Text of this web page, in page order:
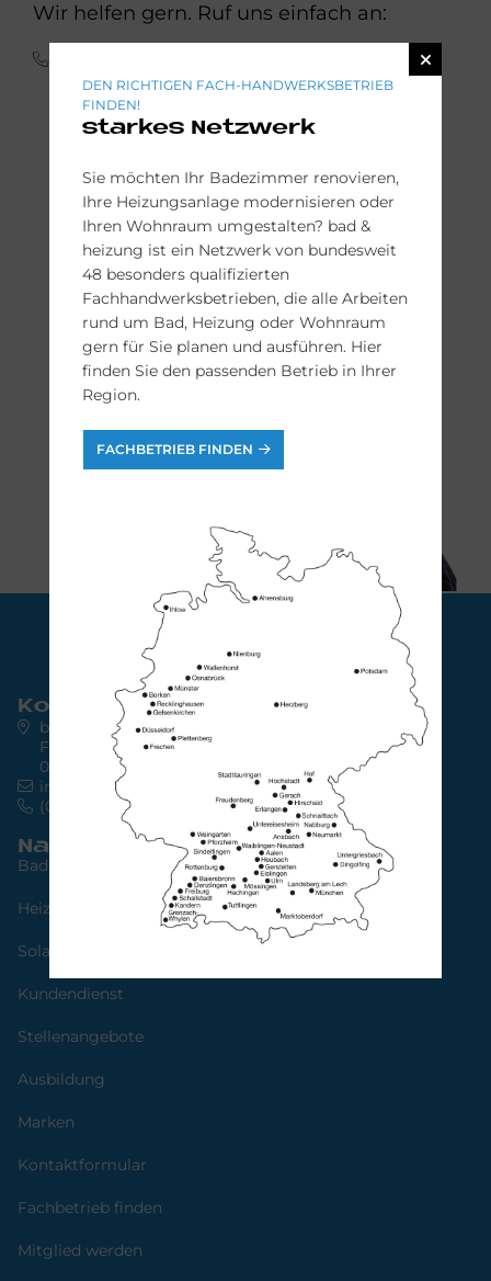
Wir helfen gern. Ruf uns einfach an:
Kontakt
bad & heizung concept AG
Friedrich-Ebert-Str. 64
04109 Leipzig
info@bad-heizung.de
(0341) 30 85 45 65
Navigation
Bad
Heizung
Solarstrom
Kundendienst
Stellenangebote
Ausbildung
Marken
Kontaktformular
Fachbetrieb finden
Mitglied werden
DEN RICHTIGEN FACH-HANDWERKSBETRIEB
FINDEN!
starkes Netzwerk
Sie möchten Ihr Badezimmer renovieren,
Ihre Heizungsanlage modernisieren oder
Ihren Wohnraum umgestalten? bad &
heizung ist ein Netzwerk von bundesweit
48 besonders qualifizierten
Fachhandwerksbetrieben, die alle Arbeiten
rund um Bad, Heizung oder Wohnraum
gern für Sie planen und ausführen. Hier
finden Sie den passenden Betrieb in Ihrer
Region.
FACHBETRIEB FINDEN